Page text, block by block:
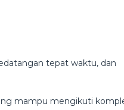
tepat waktu, dan
mampu mengikuti